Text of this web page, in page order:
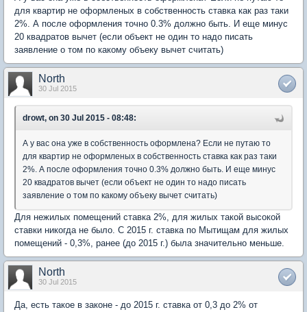
для квартир не оформленых в собственность ставка как раз таки
2%. А после оформления точно 0.3% должно быть. И еще минус
20 квадратов вычет (если объект не один то надо писать
заявление о том по какому объеку вычет считать)
North
30 Jul 2015
drowt, on 30 Jul 2015 - 08:48:
А у вас она уже в собственность оформлена? Если не путаю то
для квартир не оформленых в собственность ставка как раз таки
2%. А после оформления точно 0.3% должно быть. И еще минус
20 квадратов вычет (если объект не один то надо писать
заявление о том по какому объеку вычет считать)
Для нежилых помещений ставка 2%, для жилых такой высокой
ставки никогда не было. С 2015 г. ставка по Мытищам для жилых
помещений - 0,3%, ранее (до 2015 г.) была значительно меньше.
North
30 Jul 2015
Да, есть такое в законе - до 2015 г. ставка от 0,3 до 2% от